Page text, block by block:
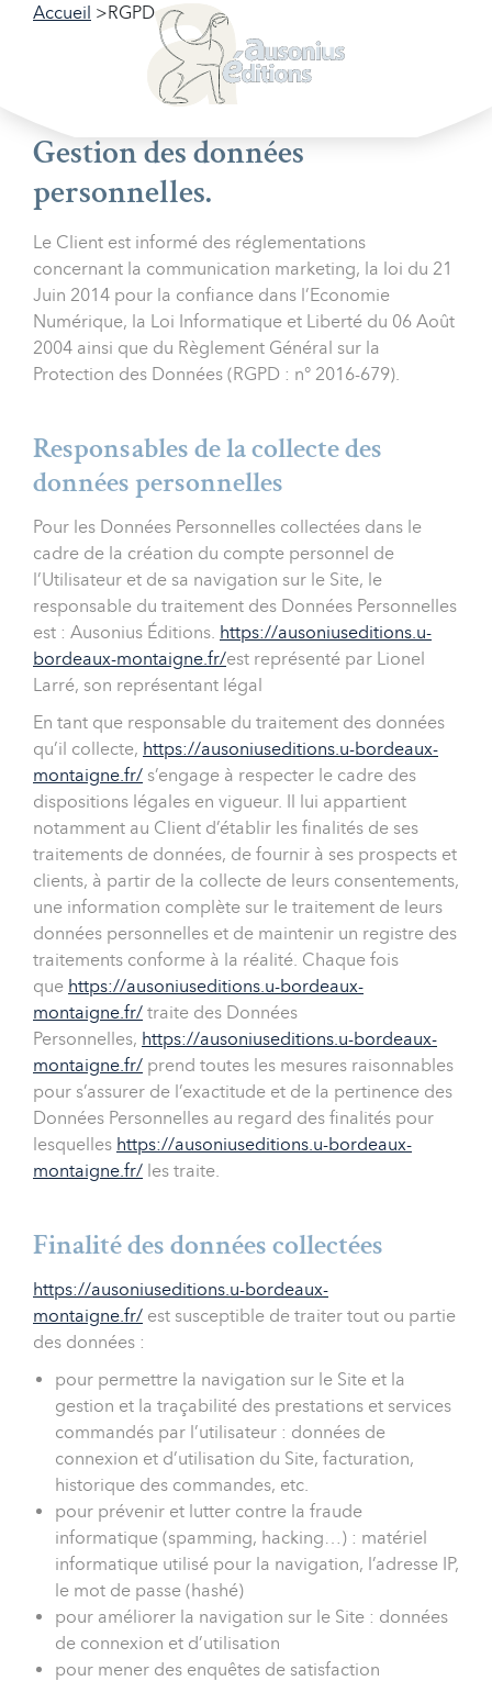
Accueil RGPD
Gestion des données
personnelles.
Le Client est informé des réglementations
concernant la communication marketing, la loi du 21
Juin 2014 pour la confiance dans l’Economie
Numérique, la Loi Informatique et Liberté du 06 Août
2004 ainsi que du Règlement Général sur la
Protection des Données (RGPD : n° 2016-679).
Responsables de la collecte des
données personnelles
Pour les Données Personnelles collectées dans le
cadre de la création du compte personnel de
l’Utilisateur et de sa navigation sur le Site, le
responsable du traitement des Données Personnelles
est : Ausonius Éditions. https://ausoniuseditions.u-
bordeaux-montaigne.fr/est représenté par Lionel
Larré, son représentant légal
En tant que responsable du traitement des données
qu’il collecte, https://ausoniuseditions.u-bordeaux-
montaigne.fr/ s’engage à respecter le cadre des
dispositions légales en vigueur. Il lui appartient
notamment au Client d’établir les finalités de ses
traitements de données, de fournir à ses prospects et
clients, à partir de la collecte de leurs consentements,
une information complète sur le traitement de leurs
données personnelles et de maintenir un registre des
traitements conforme à la réalité. Chaque fois
que https://ausoniuseditions.u-bordeaux-
montaigne.fr/ traite des Données
Personnelles, https://ausoniuseditions.u-bordeaux-
montaigne.fr/ prend toutes les mesures raisonnables
pour s’assurer de l’exactitude et de la pertinence des
Données Personnelles au regard des finalités pour
lesquelles https://ausoniuseditions.u-bordeaux-
montaigne.fr/ les traite.
Finalité des données collectées
https://ausoniuseditions.u-bordeaux-
montaigne.fr/ est susceptible de traiter tout ou partie
des données :
pour permettre la navigation sur le Site et la
gestion et la traçabilité des prestations et services
commandés par l’utilisateur : données de
connexion et d’utilisation du Site, facturation,
historique des commandes, etc.
pour prévenir et lutter contre la fraude
informatique (spamming, hacking…) : matériel
informatique utilisé pour la navigation, l’adresse IP,
le mot de passe (hashé)
pour améliorer la navigation sur le Site : données
de connexion et d’utilisation
pour mener des enquêtes de satisfaction